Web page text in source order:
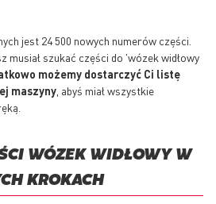
jest 24 500 nowych numerów części.
musiał szukać części do 'wózek widłowy
możemy dostarczyć Ci listę
maszyny , abyś miał wszystkie
WÓZEK WIDŁOWY W
KROKACH